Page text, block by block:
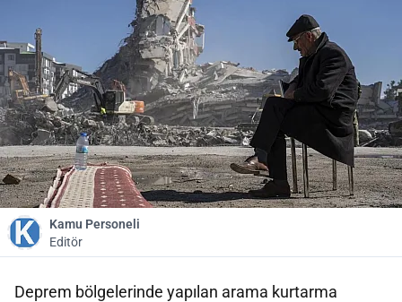
Kamu Personeli
Editör
Deprem bölgelerinde yapılan arama kurtarma